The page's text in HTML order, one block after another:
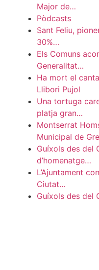
Major de…
Pòdcasts
Sant Feliu,
30%…
Els Comuns
Generalitat…
Ha mort el
Llibori Pujol
Una tortuga
platja gran…
Montserrat
Municipal de
Guíxols des del
d’homenatge…
L’Ajuntament
Ciutat…
Guíxols des del